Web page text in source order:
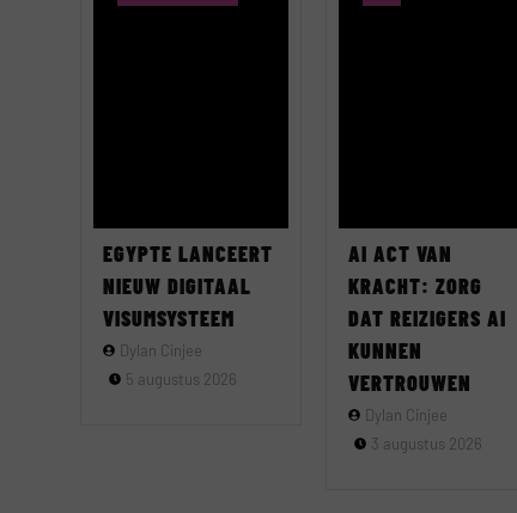
EGYPTE LANCEERT
NIEUW DIGITAAL
VISUMSYSTEEM
Dylan Cinjee
5 augustus 2026
AI ACT VAN
KRACHT: ZORG
DAT REIZIGERS AI
KUNNEN
VERTROUWEN
Dylan Cinjee
3 augustus 2026